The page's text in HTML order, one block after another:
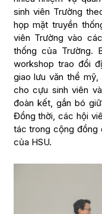
sinh viên Trường
họp mặt truyền
viên Trường vào
thống của Trường.
workshop trao đổi
giao lưu văn thể
cho cựu sinh viên
đoàn kết, gắn bó
Đồng thời, các hội
tác trong cộng đồng
của HSU.